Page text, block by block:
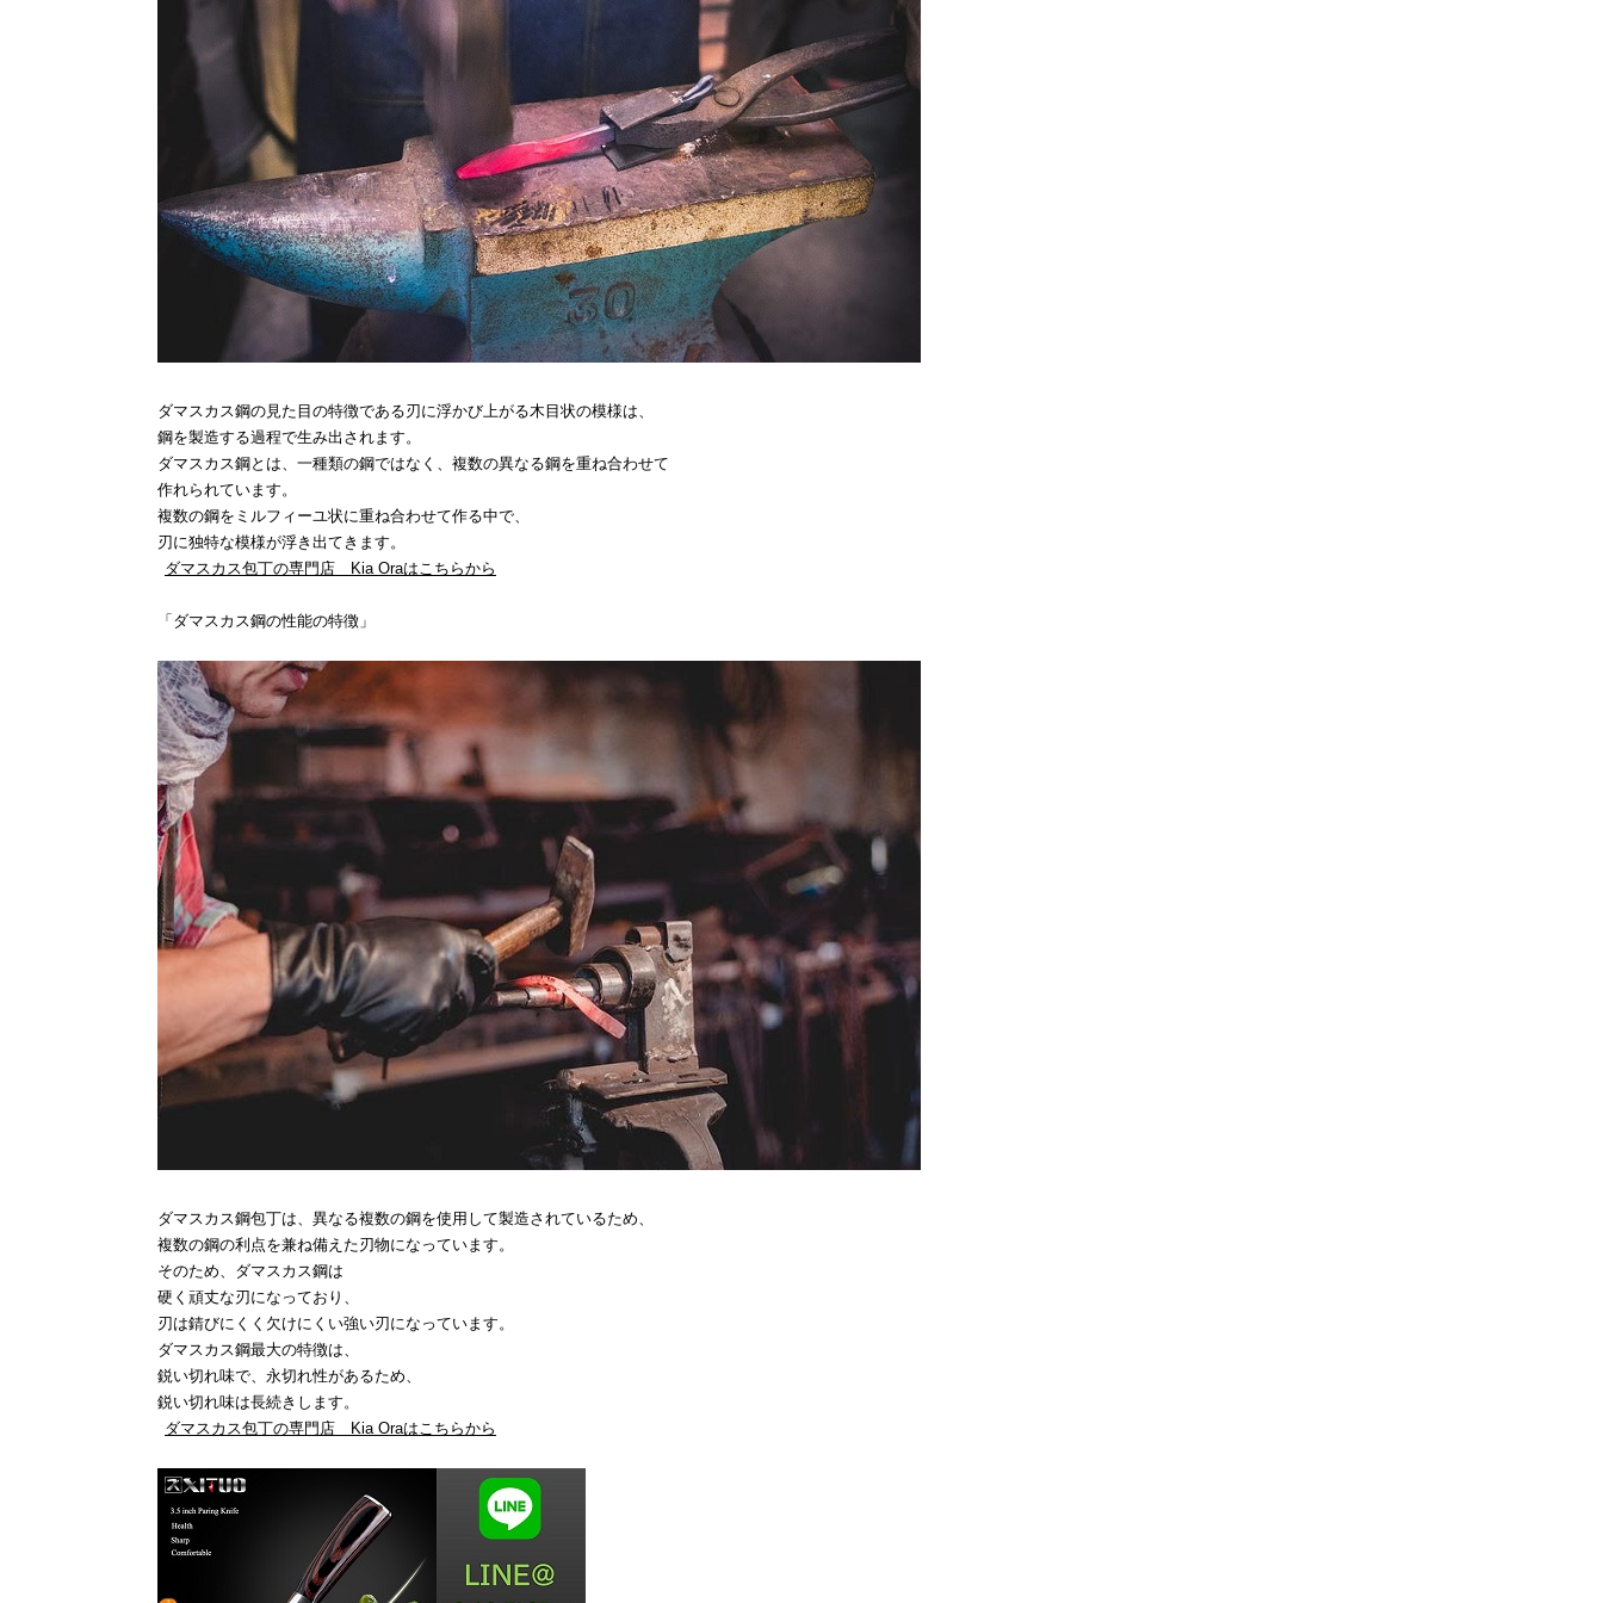
ダマスカス鋼の見た目の特徴である刃に浮かび上がる木目状の模様は、
鋼を製造する過程で生み出されます。
ダマスカス鋼とは、一種類の鋼ではなく、複数の異なる鋼を重ね合わせて
作れられています。
複数の鋼をミルフィーユ状に重ね合わせて作る中で、
刃に独特な模様が浮き出てきます。
ダマスカス包丁の専門店 Kia Oraはこちらから
「ダマスカス鋼の性能の特徴」
ダマスカス鋼包丁は、異なる複数の鋼を使用して製造されているため、
複数の鋼の利点を兼ね備えた刃物になっています。
そのため、ダマスカス鋼は
硬く頑丈な刃になっており、
刃は錆びにくく欠けにくい強い刃になっています。
ダマスカス鋼最大の特徴は、
鋭い切れ味で、永切れ性があるため、
鋭い切れ味は長続きします。
ダマスカス包丁の専門店 Kia Oraはこちらから